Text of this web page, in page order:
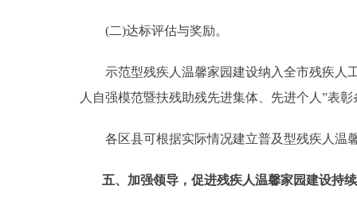
(二)达标评估与奖励。
示范型残疾人温馨家园建设纳入全市残疾人工
人自强模范暨扶残助残先进集体、先进个人”表
各区县可根据实际情况建立普及型残疾人
五、加强领导，促进残疾人温馨家园建设持